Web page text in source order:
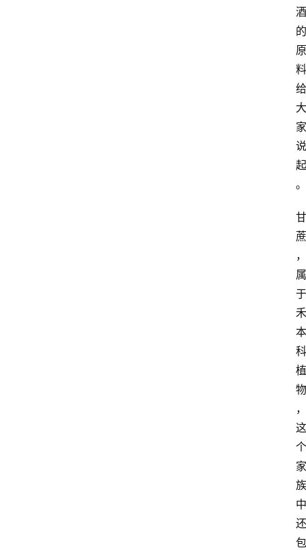
酒
的
原
料
给
大
家
说
起
。
甘
蔗
，
属
于
禾
本
科
植
物
，
这
个
家
族
中
还
包